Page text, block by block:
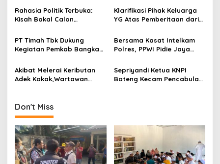
g
a
t
i
o
n
Mainkan Isu SARA
Rahasia Politik Terbuka:
Kisah Bakal Calon
dan Jejak Langkahnya
Klarifikasi Pihak Keluarga
YG Atas Pemberitaan dari
Tidak Benar
PT Timah Tbk Dukung
Kegiatan Pemkab Bangka
Bersama Kasat Intelkam
Polres, PPWI Pidie Jaya
Akibat Melerai Keributan
Adek Kakak,Wartawan
Sepriyandi Ketua KNPI
Bateng Kecam Pencabulan
Don't Miss